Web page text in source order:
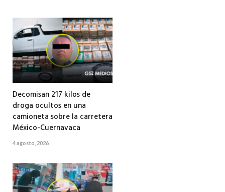
Decomisan 217 kilos de
droga ocultos en una
camioneta sobre la carretera
México-Cuernavaca
4 agosto, 2026